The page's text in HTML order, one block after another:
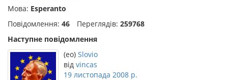
Мова: Esperanto
Повідомлення: 46 Переглядів: 259768
Наступне повідомлення
(eo) Slovio
від vincas
19 листопада 2008 р.